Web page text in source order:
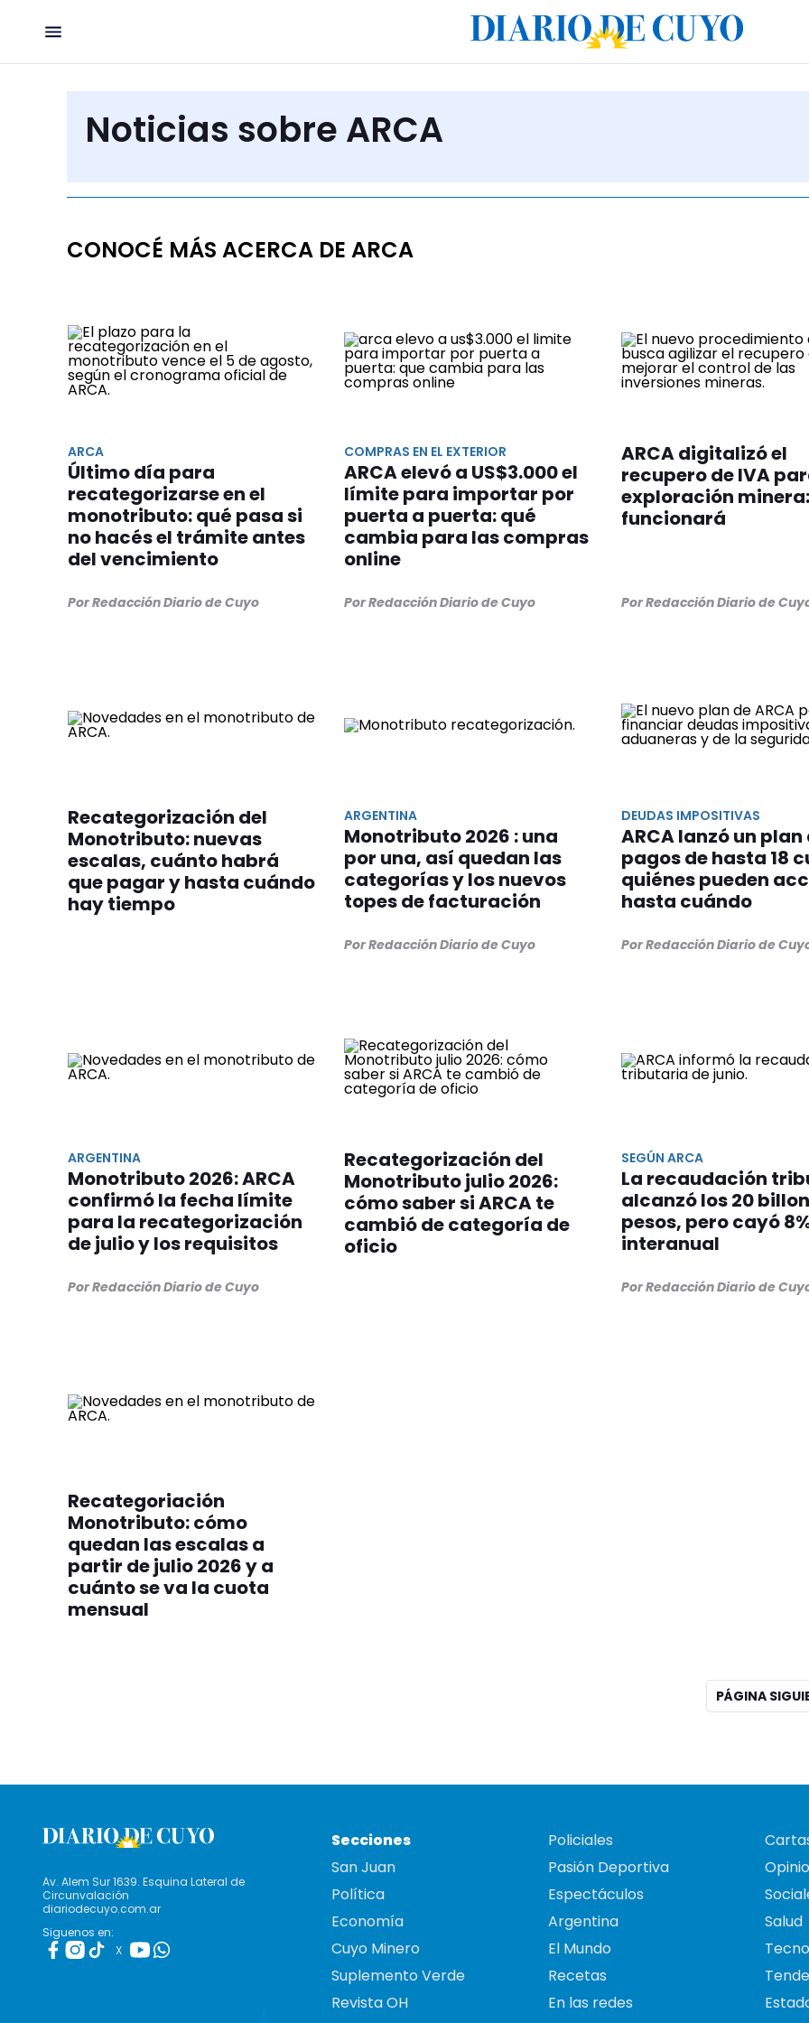
Noticias sobre ARCA
CONOCÉ MÁS ACERCA DE ARCA
ARCA
Último día para
recategorizarse en el
monotributo: qué pasa si
no hacés el trámite antes
del vencimiento
Por Redacción Diario de Cuyo
COMPRAS EN EL EXTERIOR
ARCA elevó a US$3.000 el
límite para importar por
puerta a puerta: qué
cambia para las compras
online
Por Redacción Diario de Cuyo
ARCA digitalizó el
recupero de IVA
exploración
funcionará
Por Redacción Diario de
Recategorización del
Monotributo: nuevas
escalas, cuánto habrá
que pagar y hasta cuándo
hay tiempo
ARGENTINA
Monotributo 2026 : una
por una, así quedan las
categorías y los nuevos
topes de facturación
Por Redacción Diario de Cuyo
DEUDAS IMPOSITIVAS
ARCA lanzó un plan
pagos de hasta 18
quiénes pueden
hasta cuándo
Por Redacción Diario de
ARGENTINA
Monotributo 2026: ARCA
confirmó la fecha límite
para la recategorización
de julio y los requisitos
Por Redacción Diario de Cuyo
Recategorización del
Monotributo julio 2026:
cómo saber si ARCA te
cambió de categoría de
oficio
SEGÚN ARCA
La recaudación
alcanzó los 20
pesos, pero cayó
interanual
Por Redacción Diario de
Recategoriación
Monotributo: cómo
quedan las escalas a
partir de julio 2026 y a
cuánto se va la cuota
mensual
PÁGINA
Av. Alem Sur 1639. Esquina Lateral de
Circunvalación
diariodecuyo.com.ar
Siguenos en:
X
Secciones
San Juan
Política
Economía
Cuyo Minero
Suplemento Verde
Revista OH
Policiales
Pasión Deportiva
Espectáculos
Argentina
El Mundo
Recetas
En las redes
Salud